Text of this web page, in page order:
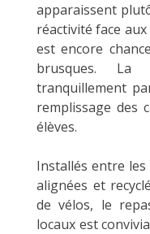
apparaissent
réactivité face
est encore
brusques. La
tranquillement
remplissage des
élèves.
Installés entre
alignées et
de vélos, le
locaux est